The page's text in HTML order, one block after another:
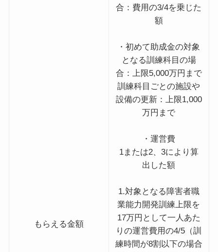
もらえる金額
合：費用の3/4を乗じた
額
・初めて助成金の対象
となる訓練科目の場
合：上限5,000万円まで
訓練科目ごとの施設や
設備の更新：上限1,000
万円まで
・運営費
1または2、3により算
出した額
1.対象となる障害者職
業能力開発訓練上限を
17万円として一人あた
りの運営費用の4/5（訓
練時間が8割以下の場合